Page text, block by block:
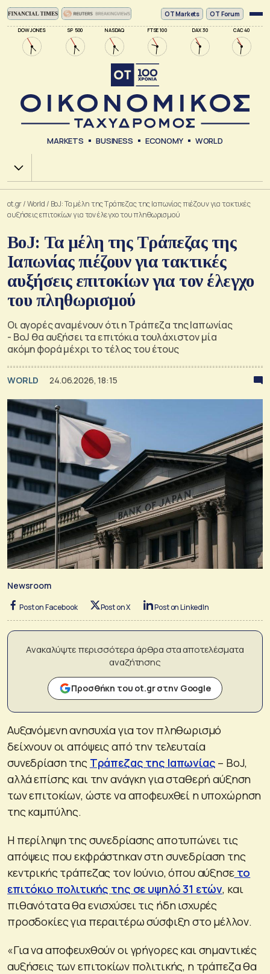
DOW JONES SP 500 NASDAQ FTSE 100 DAX 30 CAC 40
ΟΤ Markets OT Forum
MARKETS BUSINESS ECONOMY WORLD
Χ.Α.
ot.gr/World / BoJ: Τα μέλη της Τράπεζας της Ιαπωνίας πιέζουν για τακτικές
αυξήσεις επιτοκίων για τον έλεγχο του πληθωρισμού
BoJ: Τα μέλη της Τράπεζας της
Ιαπωνίας πιέζουν για τακτικές
αυξήσεις επιτοκίων για τον έλεγχο
του πληθωρισμού
Οι αγορές αναμένουν ότι η Τράπεζα της Ιαπωνίας
- BoJ θα αυξήσει τα επιτόκια τουλάχιστον μία
ακόμη φορά μέχρι το τέλος του έτους
WORLD 24.06.2026, 18:15
Newsroom
Post on Facebook Post on X Post on LinkedIn
Ανακαλύψτε περισσότερα άρθρα στα αποτελέσματα
αναζήτησης
Προσθήκη του ot.gr στην Google
Αυξανόμενη ανησυχία για τον πληθωρισμό
δείχνουν οι απόψεις από την τελευταία
συνεδρίαση της Τράπεζας της Ιαπωνίας – BoJ,
αλλά επίσης και την ανάγκη για σταθερή αύξηση
των επιτοκίων, ώστε να αποφευχθεί η υποχώρηση
της καμπύλης.
Η περίληψη της συνεδρίασης αποτυπώνει τις
απόψεις που εκφράστηκαν στη συνεδρίαση της
κεντρικής τράπεζας τον Ιούνιο, όπου αύξησετο
επιτόκιο πολιτικής της σε υψηλό 31 ετών, και
πιθανότατα θα ενισχύσει τις ήδη ισχυρές
προσδοκίες για περαιτέρω σύσφιξη στο μέλλον.
«Για να αποφευχθούν οι γρήγορες και σημαντικές
αυξήσεις των επιτοκίων πολιτικής, η τράπεζα θα